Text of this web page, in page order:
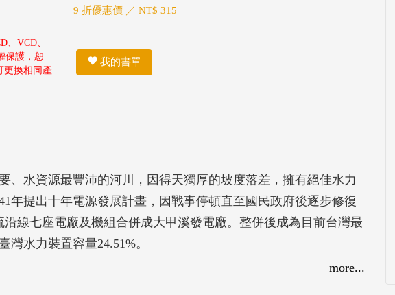
、VCD、
保護，恕
更換相同產
9 折優惠價 ／ NT$ 315
我的書單
、水資源最豐沛的河川，因得天獨厚的坡度落差，擁有絕佳水力
年提出十年電源發展計畫，因戰事停頓直至國民政府後逐步修復
沿線七座電廠及機組合併成大甲溪發電廠。整併後成為目前台灣最
灣水力裝置容量24.51%。
溪而上，透過感性地觀察，以人文的視角爬梳歷史長河下大甲溪
more...